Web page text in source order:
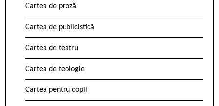
Cartea de proză
Cartea de publicistică
Cartea de teatru
Cartea de teologie
Cartea pentru copii